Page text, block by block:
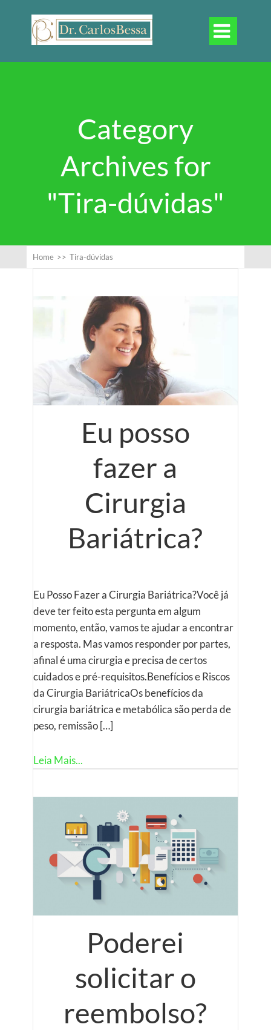

Category
Archives for
"Tira-dúvidas"
Home >> Tira-dúvidas
Eu posso
fazer a
Cirurgia
Bariátrica?
Eu Posso Fazer a Cirurgia Bariátrica?Você já
deve ter feito esta pergunta em algum
momento, então, vamos te ajudar a encontrar
a resposta. Mas vamos responder por partes,
afinal é uma cirurgia e precisa de certos
cuidados e pré-requisitos.Benefícios e Riscos
da Cirurgia BariátricaOs benefícios da
cirurgia bariátrica e metabólica são perda de
peso, remissão […]
Leia Mais...
Poderei
solicitar o
reembolso?